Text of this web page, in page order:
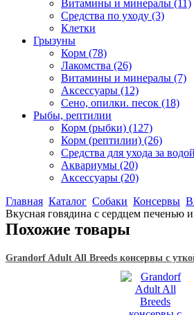
Витамины и минералы (11)
Средства по уходу (3)
Клетки
Грызуны
Корм (78)
Лакомства (26)
Витамины и минералы (7)
Аксессуары (12)
Сено, опилки. песок (18)
Рыбы, рептилии
Корм (рыбки) (127)
Корм (рептилии) (26)
Средства для ухода за водой
Аквариумы (20)
Аксессуары (20)
Главная Каталог Собаки Консервы
Вкусная говядина с сердцем печенью
Похожие товары
Grandorf Adult All Breeds консервы с